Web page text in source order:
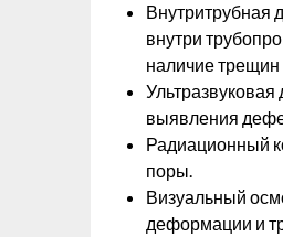
Внутритрубная
внутри
наличие трещин
выявления
Радиационный
поры.
Визуальный
деформации и